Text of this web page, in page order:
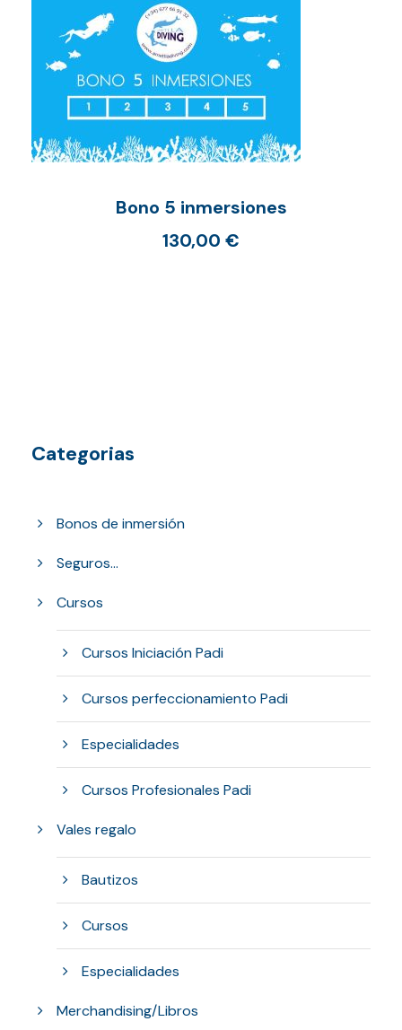
Bono 5 inmersiones
130,00 €
Categorias
Bonos de inmersión
Seguros...
Cursos
Cursos Iniciación Padi
Cursos perfeccionamiento Padi
Especialidades
Cursos Profesionales Padi
Vales regalo
Bautizos
Cursos
Especialidades
Merchandising/Libros